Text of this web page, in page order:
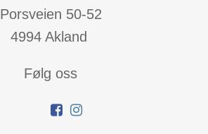
Porsveien 50-52
4994 Akland
Følg oss